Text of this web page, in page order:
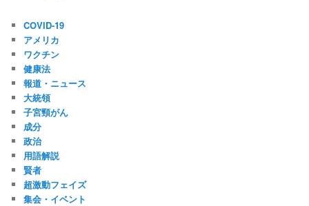
COVID-19
アメリカ
ワクチン
健康法
報道・ニュース
大統領
子宮頸がん
成分
政治
用語解説
賢者
超激動フェイズ
集会・イベント